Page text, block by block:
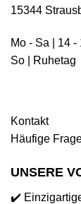
15344
Mo - Sa | 14 -
So | Ruhetag
Kontakt
Häufige
UNSERE
✔️